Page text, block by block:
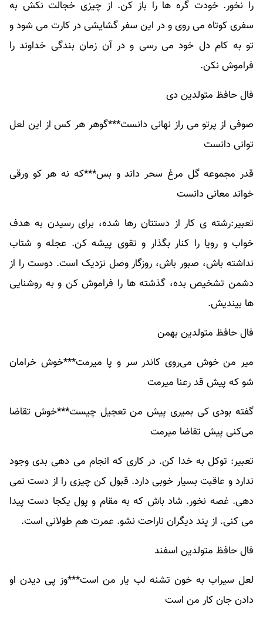
را نخور. خودت گره ها را باز کن. از چیزی خجالت نکش به
سفری کوتاه می روی و در این سفر گشایشی در کارت می شود و
تو به کام دل خود می رسی و در آن زمان بندگی خداوند را
فراموش نکن.
فال حافظ متولدین دی
صوفی از پرتو می راز نهانی دانست***گوهر هر کس از این لعل
توانی دانست
قدر مجموعه گل مرغ سحر داند و بس***که نه هر کو ورقی
خواند معانی دانست
تعبیر:رشته ی کار از دستتان رها شده، برای رسیدن به هدف
خواب و رویا را کنار بگذار و تقوی پیشه کن. عجله و شتاب
نداشته باش، صبور باش، روزگار وصل نزدیک است. دوست را از
دشمن تشخیص بده، گذشته ها را فراموش کن و به روشنایی
ها بیندیش.
فال حافظ متولدین بهمن
میر من خوش می‌روی کاندر سر و پا میرمت***خوش خرامان
شو که پیش قد رعنا میرمت
گفته بودی کی بمیری پیش من تعجیل چیست***خوش تقاضا
می‌کنی پیش تقاضا میرمت
تعبیر: توکل به خدا کن. در کاری که انجام می دهی بدی وجود
ندارد و عاقبت بسیار خوبی دارد. قبول کن چیزی را از دست نمی
دهی. غصه نخور. شاد باش که به مقام و پول یکجا دست پیدا
می کنی. از پند دیگران ناراحت نشو. عمرت هم طولانی است.
فال حافظ متولدین اسفند
لعل سیراب به خون تشنه لب یار من است***وز پی دیدن او
دادن جان کار من است